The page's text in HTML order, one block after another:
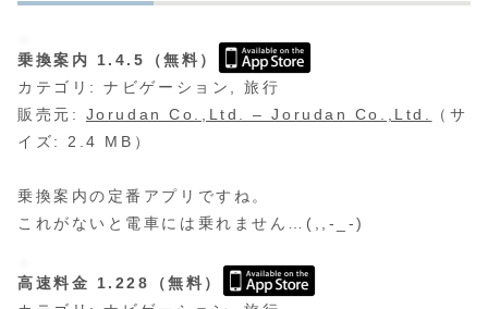
乗換案内 1.4.5（無料）
カテゴリ: ナビゲーション, 旅行
販売元: Jorudan Co.,Ltd. – Jorudan Co.,Ltd.
（サ
イズ: 2.4 MB）
乗換案内の定番アプリですね。
これがないと電車には乗れません…(,,-_-)
高速料金 1.228（無料）